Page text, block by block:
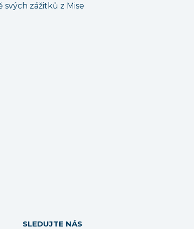
zážitků z Mise
SLEDUJTE NÁS